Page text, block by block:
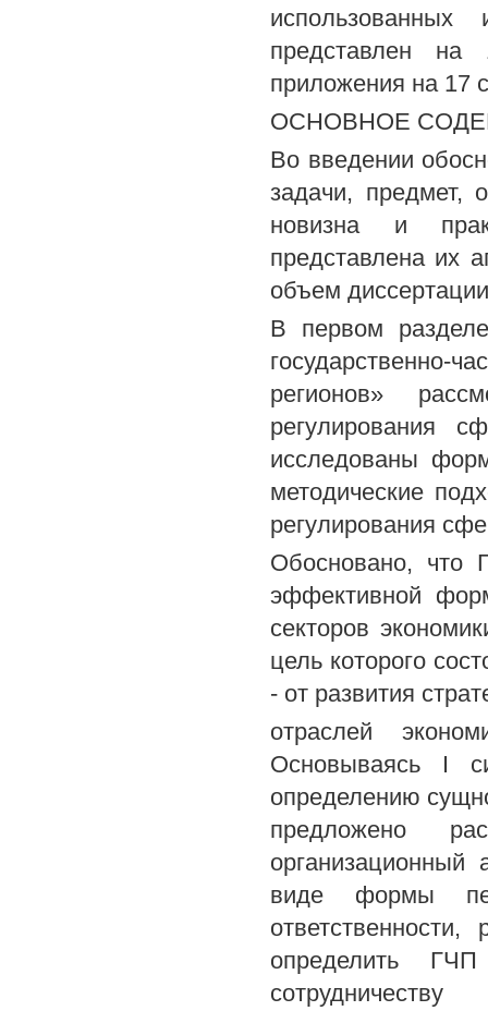
представлен на
приложения на 17
ОСНОВНОЕ
Во введении
задачи, предмет,
новизна и
представлена их
объем
В первом разделе
государственно-
регионов»
регулирования
исследованы
методические
регулирования
Обосновано, что
эффективной
секторов
цель которого
- от развития
отраслей
Основываясь I
определению
предложено
виде формы
определить